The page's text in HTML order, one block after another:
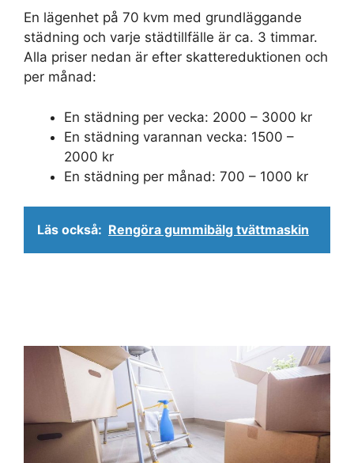
En lägenhet på 70 kvm med grundläggande
städning och varje städtillfälle är ca. 3 timmar.
Alla priser nedan är efter skattereduktionen och
per månad:
En städning per vecka: 2000 – 3000 kr
En städning varannan vecka: 1500 –
2000 kr
En städning per månad: 700 – 1000 kr
Läs också: Rengöra gummibälg tvättmaskin